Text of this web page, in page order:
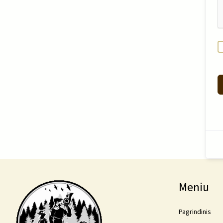
Meniu
Pagrindinis